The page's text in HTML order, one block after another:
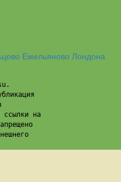
Емельяново Лондона
ссылки на